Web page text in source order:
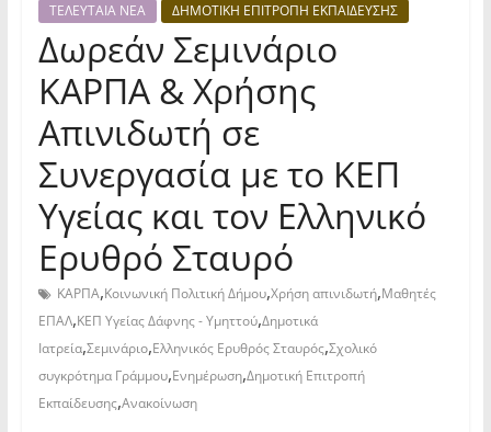
ΤΕΛΕΥΤΑΙΑ ΝΕΑ
ΔΗΜΟΤΙΚΗ ΕΠΙΤΡΟΠΗ ΕΚΠΑΙΔΕΥΣΗΣ
Δωρεάν Σεμινάριο
ΚΑΡΠΑ & Χρήσης
Απινιδωτή σε
Συνεργασία με το ΚΕΠ
Υγείας και τον Ελληνικό
Ερυθρό Σταυρό
ΚΑΡΠΑ,Κοινωνική Πολιτική Δήμου,Χρήση απινιδωτή,Μαθητές
ΕΠΑΛ,ΚΕΠ Υγείας Δάφνης - Υμηττού,Δημοτικά
Ιατρεία,Σεμινάριο,Ελληνικός Ερυθρός Σταυρός,Σχολικό
συγκρότημα Γράμμου,Ενημέρωση,Δημοτική Επιτροπή
Εκπαίδευσης,Ανακοίνωση